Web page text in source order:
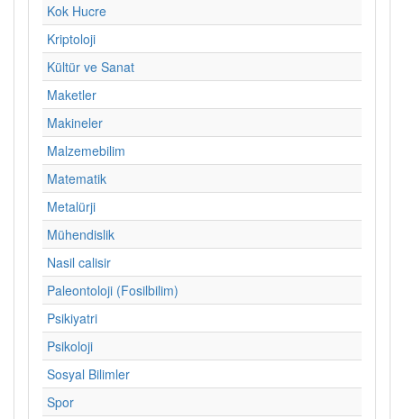
Kok Hucre
Kriptoloji
Kültür ve Sanat
Maketler
Makineler
Malzemebilim
Matematik
Metalürji
Mühendislik
Nasil calisir
Paleontoloji (Fosilbilim)
Psikiyatri
Psikoloji
Sosyal Bilimler
Spor